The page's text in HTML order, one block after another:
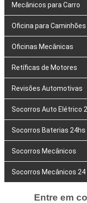
Mecânicos para Carro
Oficina para Caminhões
Oficinas Mecânicas
Retíficas de Motores
Revisões Automotivas
Socorros Auto Elétrico
Socorros Baterias 24hs
Socorros Mecânicos
Socorros Mecânicos 24
Entre em